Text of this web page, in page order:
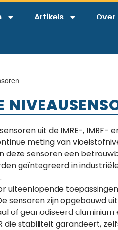
Artikels Over
uit de IMRE-, IMRF-
meting van
deze sensoren een
geïntegreerd in
uiteenlopende
sensoren zijn opgebouwd
of geanodiseerd aluminium
die stabiliteit garandeert,